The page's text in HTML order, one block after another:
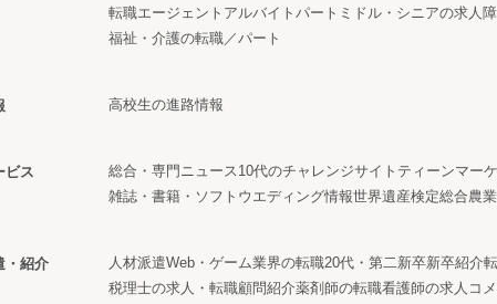
転職エージェント アルバイト パート ミドル・シニアの求人
福祉・介護の転職／パート
高校生の進路情報
ビス 総合・専門ニュース10代のチャレンジサイト ティーンマー
雑誌・書籍・ソフト ウエディング情報世界遺産検定総合農
・紹介 人材派遣Web・ゲーム業界の転職20代・第二新卒新卒紹介
税理士の求人・転職顧問紹介薬剤師の転職看護師の求人 コ